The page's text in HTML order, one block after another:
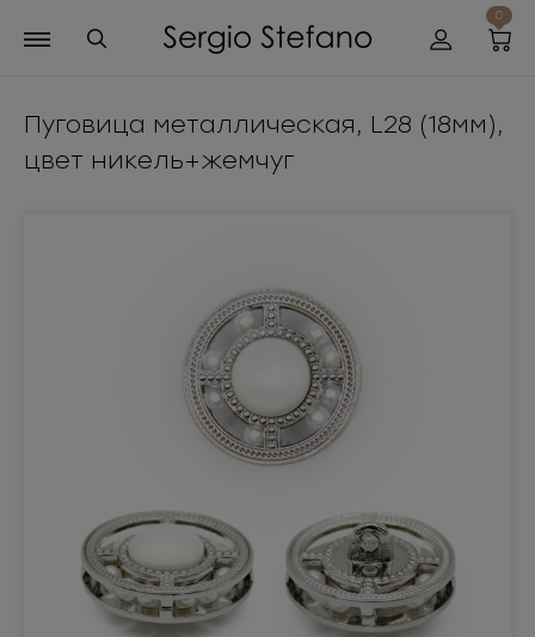
0
Пуговица металлическая, L28 (18мм),
цвет никель+жемчуг